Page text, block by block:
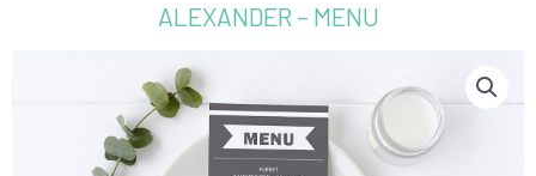
ALEXANDER – MENU